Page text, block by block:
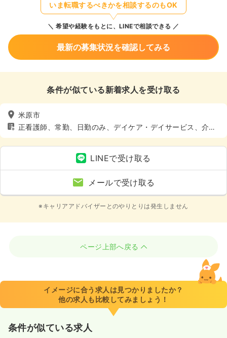
いま転職するべきかを相談するのもOK
希望や経験をもとに、LINEで相談できる
最新の募集状況を確認してみる
条件が似ている新着求人を受け取る
米原市
正看護師、常勤、日勤のみ、デイケア・デイサービス、介
護・福祉系
LINEで受け取る
メールで受け取る
※キャリアアドバイザーとのやりとりは発生しません
ページ上部へ戻る
イメージに合う求人は見つかりましたか？
他の求人も比較してみましょう！
条件が似ている求人